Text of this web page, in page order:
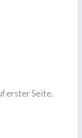
erster Seite.